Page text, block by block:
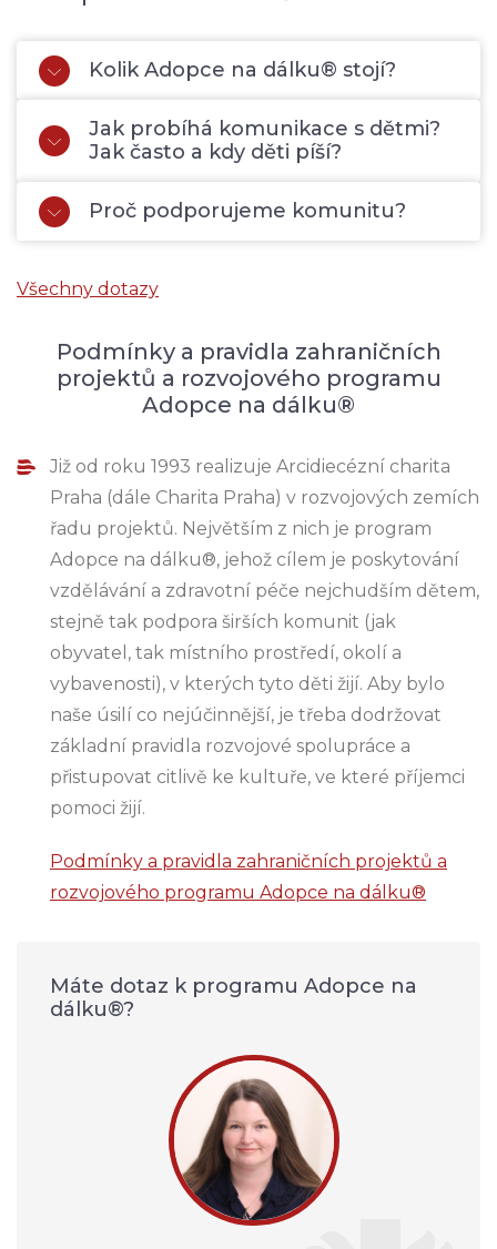
Kolik Adopce na dálku® stojí?
Jak probíhá komunikace s dětmi?
Jak často a kdy děti píší?
Proč podporujeme komunitu?
Všechny dotazy
Podmínky a pravidla zahraničních
projektů a rozvojového programu
Adopce na dálku®
Již od roku 1993 realizuje Arcidiecézní charita
Praha (dále Charita Praha) v rozvojových zemích
řadu projektů. Největším z nich je program
Adopce na dálku®, jehož cílem je poskytování
vzdělávání a zdravotní péče nejchudším dětem,
stejně tak podpora širších komunit (jak
obyvatel, tak místního prostředí, okolí a
vybavenosti), v kterých tyto děti žijí. Aby bylo
naše úsilí co nejúčinnější, je třeba dodržovat
základní pravidla rozvojové spolupráce a
přistupovat citlivě ke kultuře, ve které příjemci
pomoci žijí.
Podmínky a pravidla zahraničních projektů a
rozvojového programu Adopce na dálku®
Máte dotaz k programu Adopce na
dálku®?